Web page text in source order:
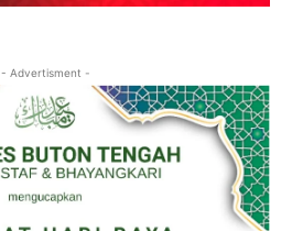
- Advertisment -